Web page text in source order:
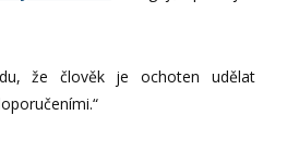
že člověk je ochoten udělat